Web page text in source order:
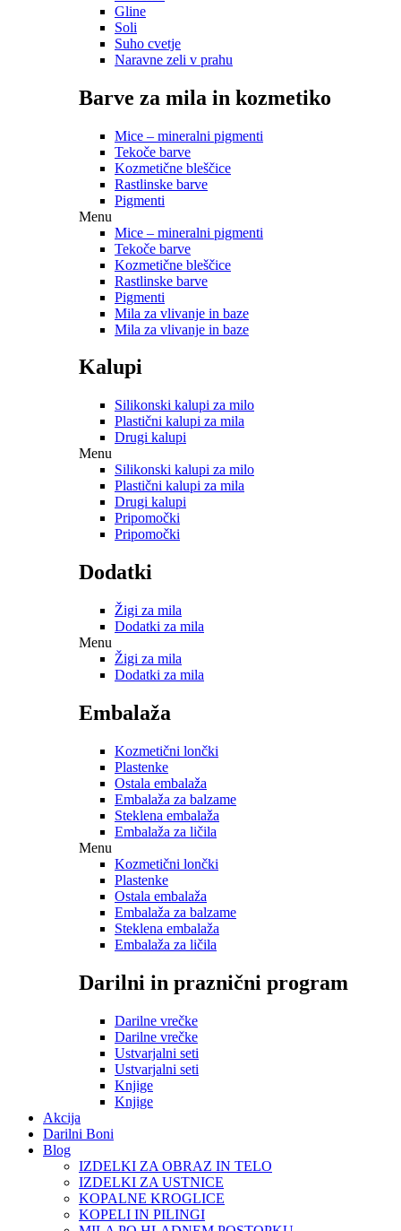
Gline
Soli
Suho cvetje
Naravne zeli v prahu
Barve za mila in kozmetiko
Mice – mineralni pigmenti
Tekoče barve
Kozmetične bleščice
Rastlinske barve
Pigmenti
Menu
Mice – mineralni pigmenti
Tekoče barve
Kozmetične bleščice
Rastlinske barve
Pigmenti
Mila za vlivanje in baze
Mila za vlivanje in baze
Kalupi
Silikonski kalupi za milo
Plastični kalupi za mila
Drugi kalupi
Menu
Silikonski kalupi za milo
Plastični kalupi za mila
Drugi kalupi
Pripomočki
Pripomočki
Dodatki
Žigi za mila
Dodatki za mila
Menu
Žigi za mila
Dodatki za mila
Embalaža
Kozmetični lončki
Plastenke
Ostala embalaža
Embalaža za balzame
Steklena embalaža
Embalaža za ličila
Menu
Kozmetični lončki
Plastenke
Ostala embalaža
Embalaža za balzame
Steklena embalaža
Embalaža za ličila
Darilni in praznični program
Darilne vrečke
Darilne vrečke
Ustvarjalni seti
Ustvarjalni seti
Knjige
Knjige
Akcija
Darilni Boni
Blog
IZDELKI ZA OBRAZ IN TELO
IZDELKI ZA USTNICE
KOPALNE KROGLICE
KOPELI IN PILINGI